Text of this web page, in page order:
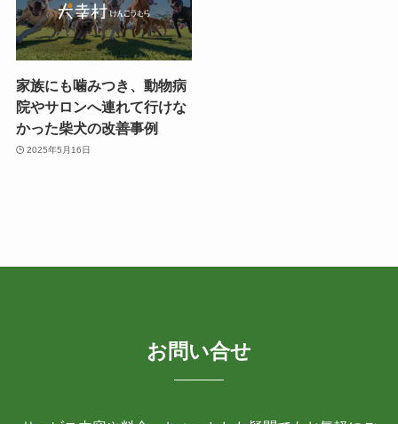
家族にも噛みつき、動物病
院やサロンへ連れて行けな
かった柴犬の改善事例
2025年5月16日
お問い合せ